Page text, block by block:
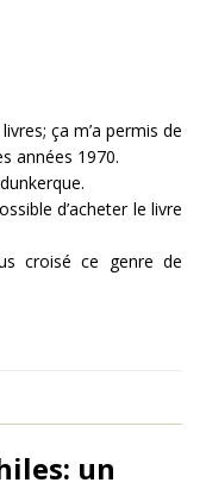
ça m’a permis de
années 1970.
d’acheter le livre
croisé ce genre de
un